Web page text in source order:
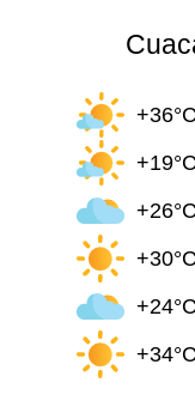
+36°C
+19°C
+26°C
+30°C
+24°C
+34°C